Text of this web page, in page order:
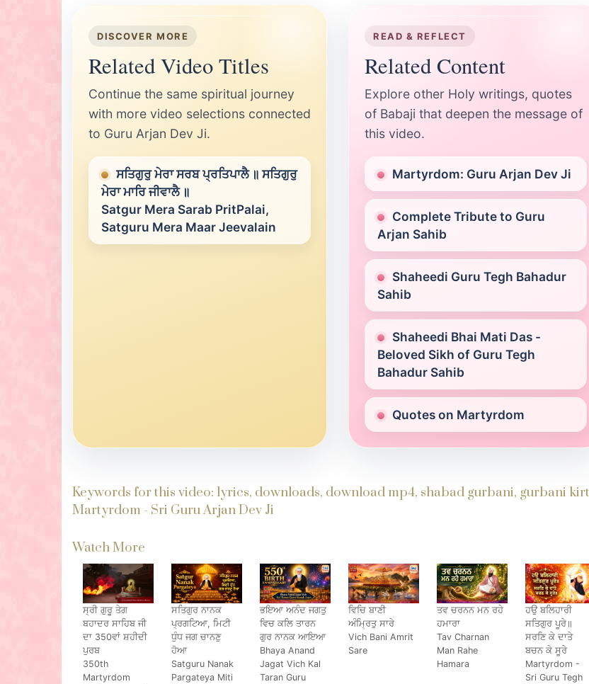
DISCOVER MORE
Related Video Titles
Continue the same spiritual journey
with more video selections connected
to Guru Arjan Dev Ji.
ਸਤਿਗੁਰੁ ਮੇਰਾ ਸਰਬ ਪ੍ਰਤਿਪਾਲੈ ॥ ਸਤਿਗੁਰੁ
ਮੇਰਾ ਮਾਰਿ ਜੀਵਾਲੈ ॥
Satgur Mera Sarab PritPalai,
Satguru Mera Maar Jeevalain
READ & REFLECT
Related Content
Explore other Holy writings, quotes
of Babaji that deepen the message of
this video.
Martyrdom: Guru Arjan Dev Ji
Complete Tribute to Guru
Arjan Sahib
Shaheedi Guru Tegh Bahadur
Sahib
Shaheedi Bhai Mati Das -
Beloved Sikh of Guru Tegh
Bahadur Sahib
Quotes on Martyrdom
Keywords for this video: lyrics, downloads, download mp4, shabad gurbani, gurbani
Martyrdom - Sri Guru Arjan Dev Ji
Watch More
ਸ੍ਰੀ ਗੁਰੂ ਤੇਗ
ਬਹਾਦਰ ਸਾਹਿਬ ਜੀ
ਦਾ 350ਵਾਂ ਸ਼ਹੀਦੀ
ਪੁਰਬ
350th
Martyrdom
ਸਤਿਗੁਰ ਨਾਨਕ
ਪ੍ਰਗਟਿਆ, ਮਿਟੀ
ਧੁੰਧ ਜਗ ਚਾਨਣੁ
ਹੋਆ
Satguru Nanak
Pargateya Miti
ਭਇਆ ਅਨੰਦ ਜਗਤੁ
ਵਿਚ ਕਲਿ ਤਾਰਨ
ਗੁਰ ਨਾਨਕ ਆਇਆ
Bhaya Anand
Jagat Vich Kal
Taran Guru
ਵਿਚਿ ਬਾਣੀ
ਅੰਮ੍ਰਿਤੁ ਸਾਰੇ
Vich Bani Amrit
Sare
ਤਵ ਚਰਨਨ ਮਨ ਰਹੇ
ਹਮਾਰਾ
Tav Charnan
Man Rahe
Hamara
ਹਉ ਬਲਿਹਾਰੀ
ਸਤਿਗੁਰ ਪੂਰੇ॥
ਸਰਣਿ ਕੇ ਦਾਤੇ
ਬਚਨ ਕੇ ਸੂਰੇ
Martyrdom -
Sri Guru Tegh